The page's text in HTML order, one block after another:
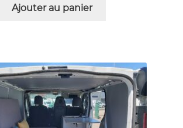
Ajouter au panier